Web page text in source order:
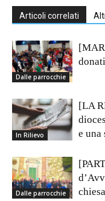
Articoli correlati
Dalle parrocchie
In Rilievo
[LA
e una
Dalle parrocchie